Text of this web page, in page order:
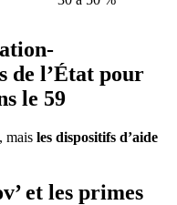
de l’État pour
le 59
mais les dispositifs d’aide
et les primes